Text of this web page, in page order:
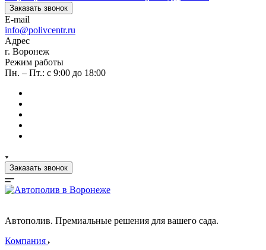
Заказать звонок
E-mail
info@polivcentr.ru
Адрес
г. Воронеж
Режим работы
Пн. – Пт.: с 9:00 до 18:00
Заказать звонок
Автополив. Премиальные решения для вашего сада.
Компания